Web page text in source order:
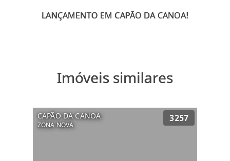
LANÇAMENTO EM CAPÃO DA CANOA!
Imóveis similares
CAPÃO DA CANOA
ZONA NOVA
3257